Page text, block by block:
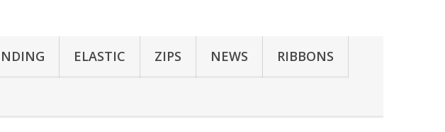
ELASTIC ZIPS NEWS RIBBONS